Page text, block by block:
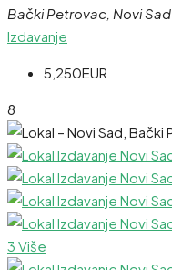
Bački Petrovac, Novi Sad
Izdavanje
5,250EUR
8
3 Više